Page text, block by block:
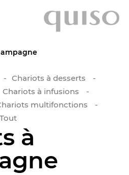
Chariots à desserts
Chariots à infusions
multifonctions
Tout
à